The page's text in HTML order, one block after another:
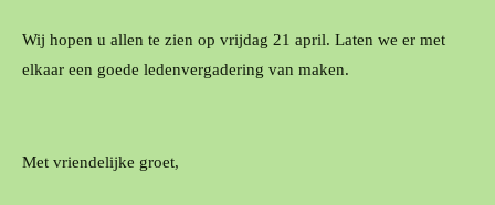
Wij hopen u allen te zien op vrijdag 21 april. Laten we er met
elkaar een goede ledenvergadering van maken.
Met vriendelijke groet,